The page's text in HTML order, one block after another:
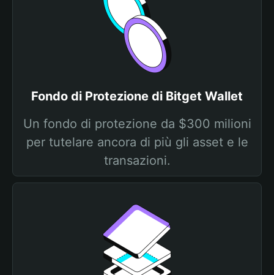
Fondo di Protezione di Bitget Wallet
Un fondo di protezione da $300 milioni
per tutelare ancora di più gli asset e le
transazioni.